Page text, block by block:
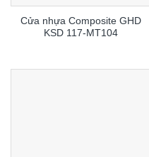
Cửa nhựa Composite GHD
KSD 117-MT104